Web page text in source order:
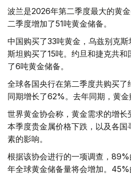
波兰是2026年第二季度最大的黄
二季度增加了51吨黄金储备。
中国购买了33吨黄金，乌兹别克
斯坦购买了15吨。约旦和捷克共
了6吨黄金储备。
全球各国央行在第二季度共购买
同期增长了62%。去年同期，黄金
世界黄金协会称，黄金需求的增长
本季度贵金属价格下跌，以及各国
素的影响。
根据该协会进行的一项调查，
年全球黄金储备量将会增加。